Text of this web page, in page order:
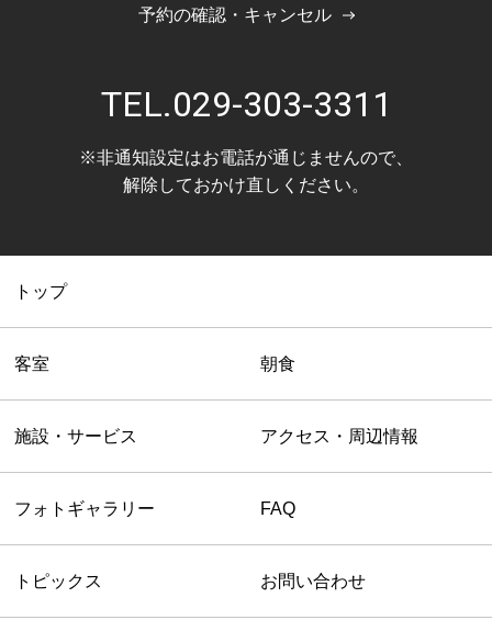
予約の確認・キャンセル
TEL.029-303-3311
※非通知設定はお電話が通じませんので、
解除しておかけ直しください。
トップ
客室 朝食
施設・サービス アクセス・周辺情報
フォトギャラリー FAQ
トピックス お問い合わせ